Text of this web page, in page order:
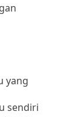
yang
sendiri